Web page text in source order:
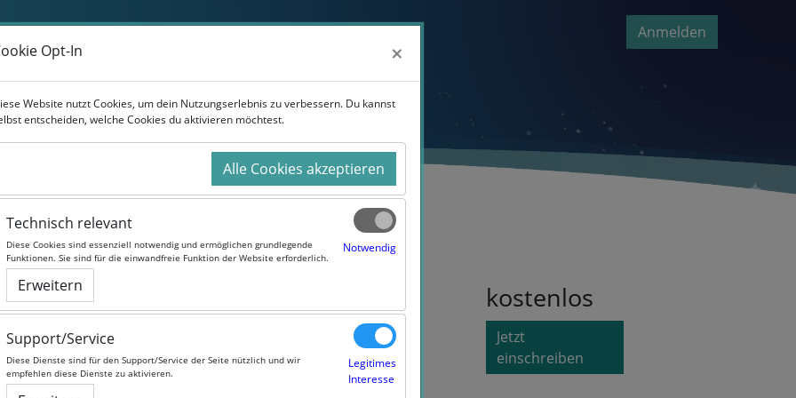
Weiterbildung Studium Für Unternehmen Anmelden
Urbane Mobilität
Kurslaufzeit:
Dozent/in:TU9 (TU Dresden und TU Berlin)
German
Dauer:7 Wochen
Niveau:Anfänger
kostenlos
Jetzt
einschreiben
Opt-In ×
Website nutzt Cookies, um dein Nutzungserlebnis zu verbessern. Du kannst
entscheiden, welche Cookies du aktivieren möchtest.
Alle Cookies akzeptieren
Technisch relevant
Diese Cookies sind essenziell notwendig und ermöglichen grundlegende
Funktionen. Sie sind für die einwandfreie Funktion der Website erforderlich.
Notwendig
Erweitern
Support/Service
Diese Dienste sind für den Support/Service der Seite nützlich und wir
empfehlen diese Dienste zu aktivieren.
Legitimes
Interesse
Opt-In ×
Website nutzt Cookies, um dein Nutzungserlebnis zu verbessern. Du kannst
entscheiden, welche Cookies du aktivieren möchtest.
Alle Cookies akzeptieren
Technisch relevant
Diese Cookies sind essenziell notwendig und ermöglichen grundlegende
Funktionen. Sie sind für die einwandfreie Funktion der Website erforderlich.
Notwendig
Erweitern
Support/Service
Diese Dienste sind für den Support/Service der Seite nützlich und wir
empfehlen diese Dienste zu aktivieren.
Legitimes
Interesse